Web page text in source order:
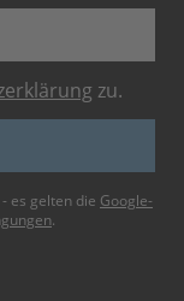
zu.
es gelten die Google-
.